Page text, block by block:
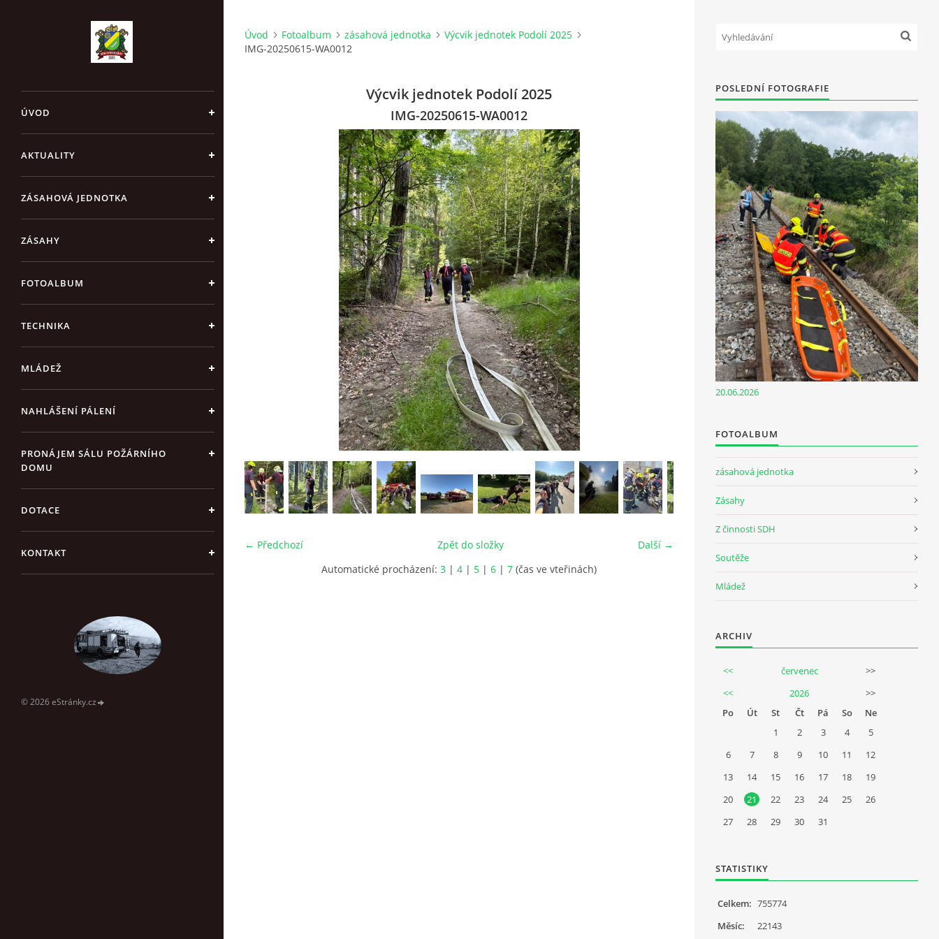
ÚVOD
AKTUALITY
ZÁSAHOVÁ JEDNOTKA
ZÁSAHY
FOTOALBUM
TECHNIKA
MLÁDEŽ
NAHLÁŠENÍ PÁLENÍ
PRONÁJEM SÁLU POŽÁRNÍHO
DOMU
DOTACE
KONTAKT
© 2026 eStránky.cz
Úvod Fotoalbum zásahová jednotka
Výcvik jednotek Podolí 2025
IMG-20250615-WA0012
Výcvik jednotek Podolí 2025
IMG-20250615-WA0012
← Předchozí Další →
Zpět do složky
Automatické procházení: 3 | 4 | 5 | 6 | 7 (čas ve vteřinách)
POSLEDNÍ FOTOGRAFIE
20.06.2026
FOTOALBUM
zásahová jednotka
Zásahy
Z činnosti SDH
Soutěže
Mládež
ARCHIV
<< červenec
>>
<<
2026
>>
Po
Út St Čt Pá So
Ne
1
2 3 4
5
6
7 8 9 10 11
12
13
14 15 16 17 18
19
20
21 22 23 24 25
26
27
28 29 30 31
STATISTIKY
Celkem: 755774
Měsíc:
22143